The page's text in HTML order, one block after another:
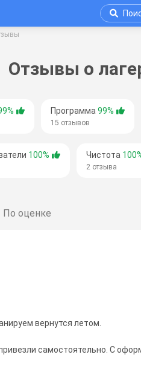
Отзывы о
Программа 99%
15 отзывов
100% Чистота
2 отзыва
По оценке
вернутся летом.
самостоятельно. С